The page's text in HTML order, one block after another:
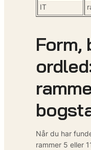
IT
Form,
Når du har
rammer 5 eller